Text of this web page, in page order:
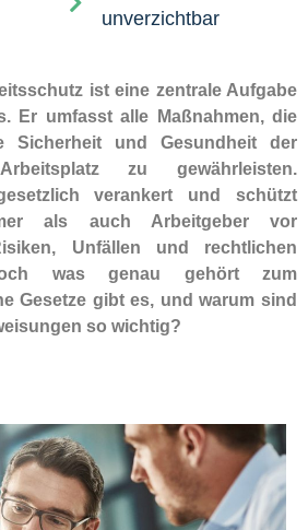
unverzichtbar
ist eine zentrale Aufgabe
Er umfasst alle Maßnahmen, die
Sicherheit und Gesundheit der
zu gewährleisten.
verankert und schützt
als auch Arbeitgeber vor
Unfällen und rechtlichen
was genau gehört zum
Gesetze gibt es, und warum sind
so wichtig?